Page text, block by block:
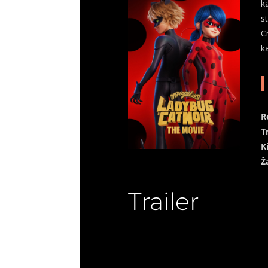
Trailer